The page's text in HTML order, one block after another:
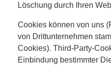
Löschung durch Ihren
Cookies können von uns
von Drittunternehmen
Cookies). Third-Party-
Einbindung bestimmter